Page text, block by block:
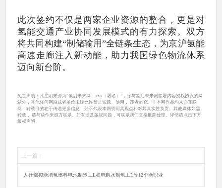
此次签约不仅是两家企业资源的整合，更是对
氢能交通产业协同发展模式的有力探索。双方
将共同构建“制储输用”全链条生态，为京沪氢能
高速走廊注入新动能，助力我国绿色物流体系
迈向新台阶。
免责声明：凡注明来源为“氢启未来网：xxx（署名）”，除与氢启未来网签署内容授权协议的网
站外，其他任何网站或者单位未经允许禁止转载、使用， 违者必究。非本网作品均来自互联
网，转载目的在于传递更多信息，并不代表本网赞同其观点和对其真实性负责。其他媒体如需
转载， 请与稿件来源方联系。如有涉及版权问题，可联系我们直接删除处理。详情请点击下方
版权声明。
上一篇：
人社部拟新增氢燃料电池制造工L和电解水制氢工L等12个新职业